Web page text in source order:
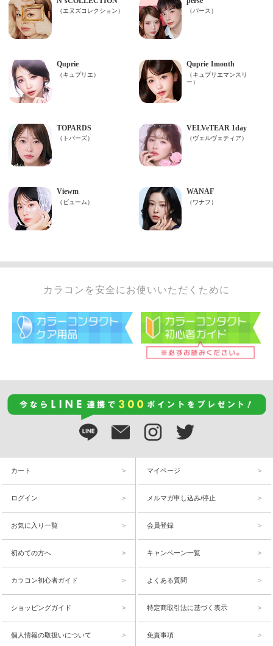
カラコンを安全にお使いいただくために
カート マイページ
ログイン メルマガ申し込み/停止
お気に入り一覧 会員登録
初めての方へ キャンペーン一覧
カラコン初心者ガイド よくある質問
ショッピングガイド 特定商取引法に基づく表示
個人情報の取扱いについて 免責事項